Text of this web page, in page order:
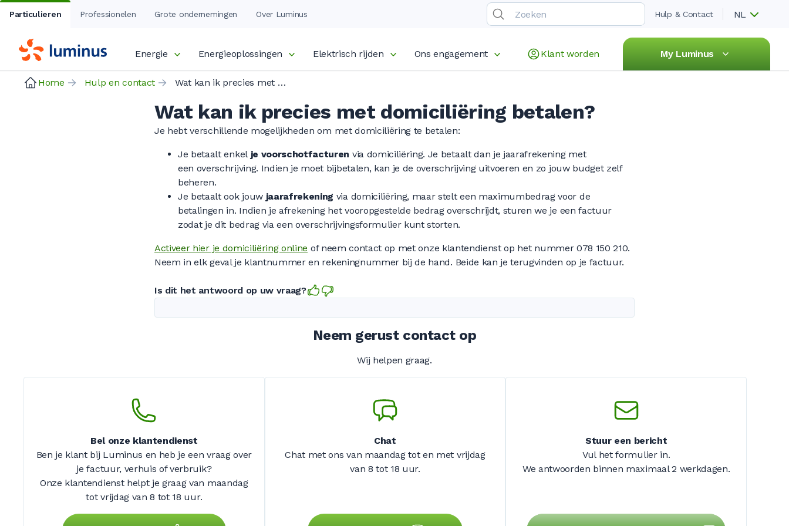
Particulieren Professionelen Grote ondernemingen Over Luminus Hulp & Contact NL
Energie Energieoplossingen Elektrisch rijden Ons engagement Klant worden My Luminus
Home Hulp en contact Wat kan ik precies met domiciliëring betalen?
Wat kan ik precies met domiciliëring betalen?
Je hebt verschillende mogelijkheden om met domiciliëring te betalen:
Je betaalt enkelje voorschotfacturen via domiciliëring. Je betaalt dan je jaarafrekening met
een overschrijving. Indien je moet bijbetalen, kan je de overschrijving uitvoeren en zo jouw budget zelf
beheren.
Je betaalt ook jouwjaarafrekening via domiciliëring, maar stelt een maximumbedrag voor de
betalingen in. Indien je afrekening het vooropgestelde bedrag overschrijdt, sturen we je een factuur
zodat je dit bedrag via een overschrijvingsformulier kunt storten.
Activeer hier je domiciliëring online of neem contact op met onze klantendienst op het nummer 078 150 210.
Neem in elk geval je klantnummer en rekeningnummer bij de hand. Beide kan je terugvinden op je factuur.
Is dit het antwoord op uw vraag?
Neem gerust contact op
Wij helpen graag.
Bel onze klantendienst
Ben je klant bij Luminus en heb je een vraag over
je factuur, verhuis of verbruik?
Onze klantendienst helpt je graag van maandag
tot vrijdag van 8 tot 18 uur.
Chat
Chat met ons van maandag tot en met vrijdag
van 8 tot 18 uur.
Stuur een bericht
Vul het formulier in.
We antwoorden binnen maximaal2 werkdagen.